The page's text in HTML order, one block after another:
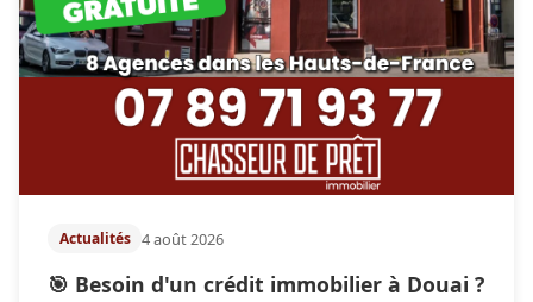
Actualités 4 août 2026
🎯 Besoin d'un crédit immobilier à Douai ?